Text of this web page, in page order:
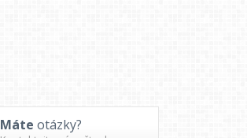
Máte otázky?